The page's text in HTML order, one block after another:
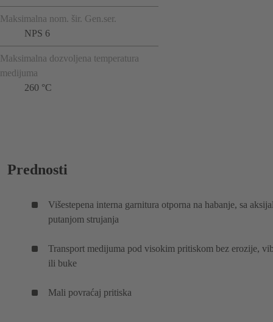
Maksimalna nom. šir. Gen.ser.
NPS 6
Maksimalna dozvoljena temperatura
medijuma
260 °C
Prednosti
Višestepena interna garnitura otporna na habanje, sa
putanjom strujanja
Transport medijuma pod visokim pritiskom bez erozije,
ili buke
Mali povraćaj pritiska